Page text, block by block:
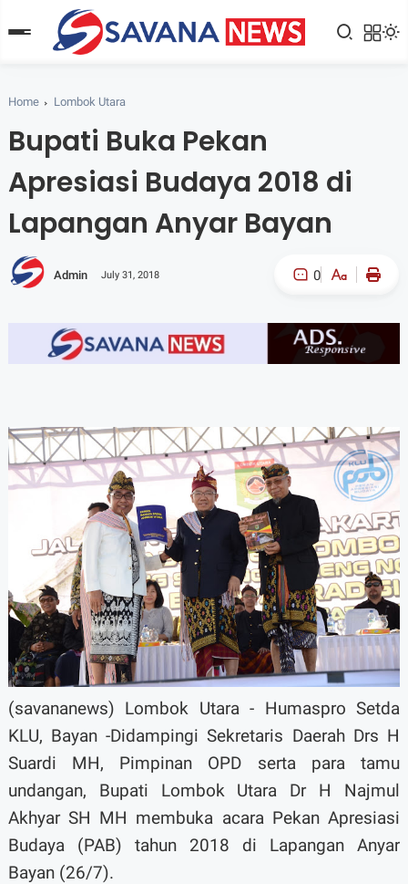
Home Lombok Utara
Bupati Buka Pekan
Apresiasi Budaya 2018 di
Lapangan Anyar Bayan
Admin July 31, 2018 0
A- A+
(savananews) Lombok Utara - Humaspro Setda
KLU, Bayan -Didampingi Sekretaris Daerah Drs H
Suardi MH, Pimpinan OPD serta para tamu
undangan, Bupati Lombok Utara Dr H Najmul
Akhyar SH MH membuka acara Pekan Apresiasi
Budaya (PAB) tahun 2018 di Lapangan Anyar
Bayan (26/7).